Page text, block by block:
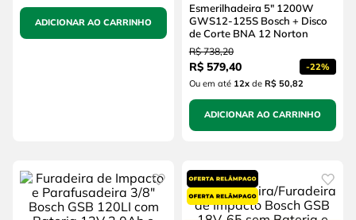
ADICIONAR AO CARRINHO
Esmerilhadeira 5" 1200W
GWS12-125S Bosch + Disco
de Corte BNA 12 Norton
R$ 738,20
R$ 579,40 -22%
Ou em até 12xde R$ 50,82
ADICIONAR AO CARRINHO